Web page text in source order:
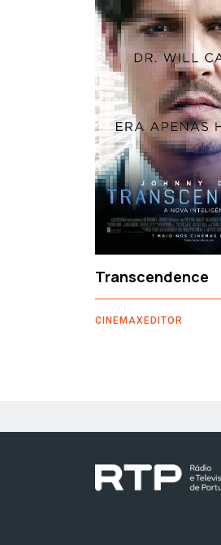
Transcendence
CINEMAXEDITOR
‹